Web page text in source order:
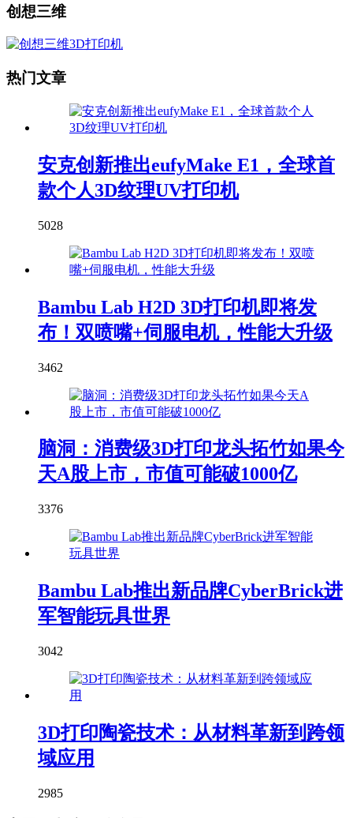
创想三维
热门文章
安克创新推出eufyMake E1，全球首
款个人3D纹理UV打印机
5028
Bambu Lab H2D 3D打印机即将发
布！双喷嘴+伺服电机，性能大升级
3462
脑洞：消费级3D打印龙头拓竹如果今
天A股上市，市值可能破1000亿
3376
Bambu Lab推出新品牌CyberBrick进
军智能玩具世界
3042
3D打印陶瓷技术：从材料革新到跨领
域应用
2985